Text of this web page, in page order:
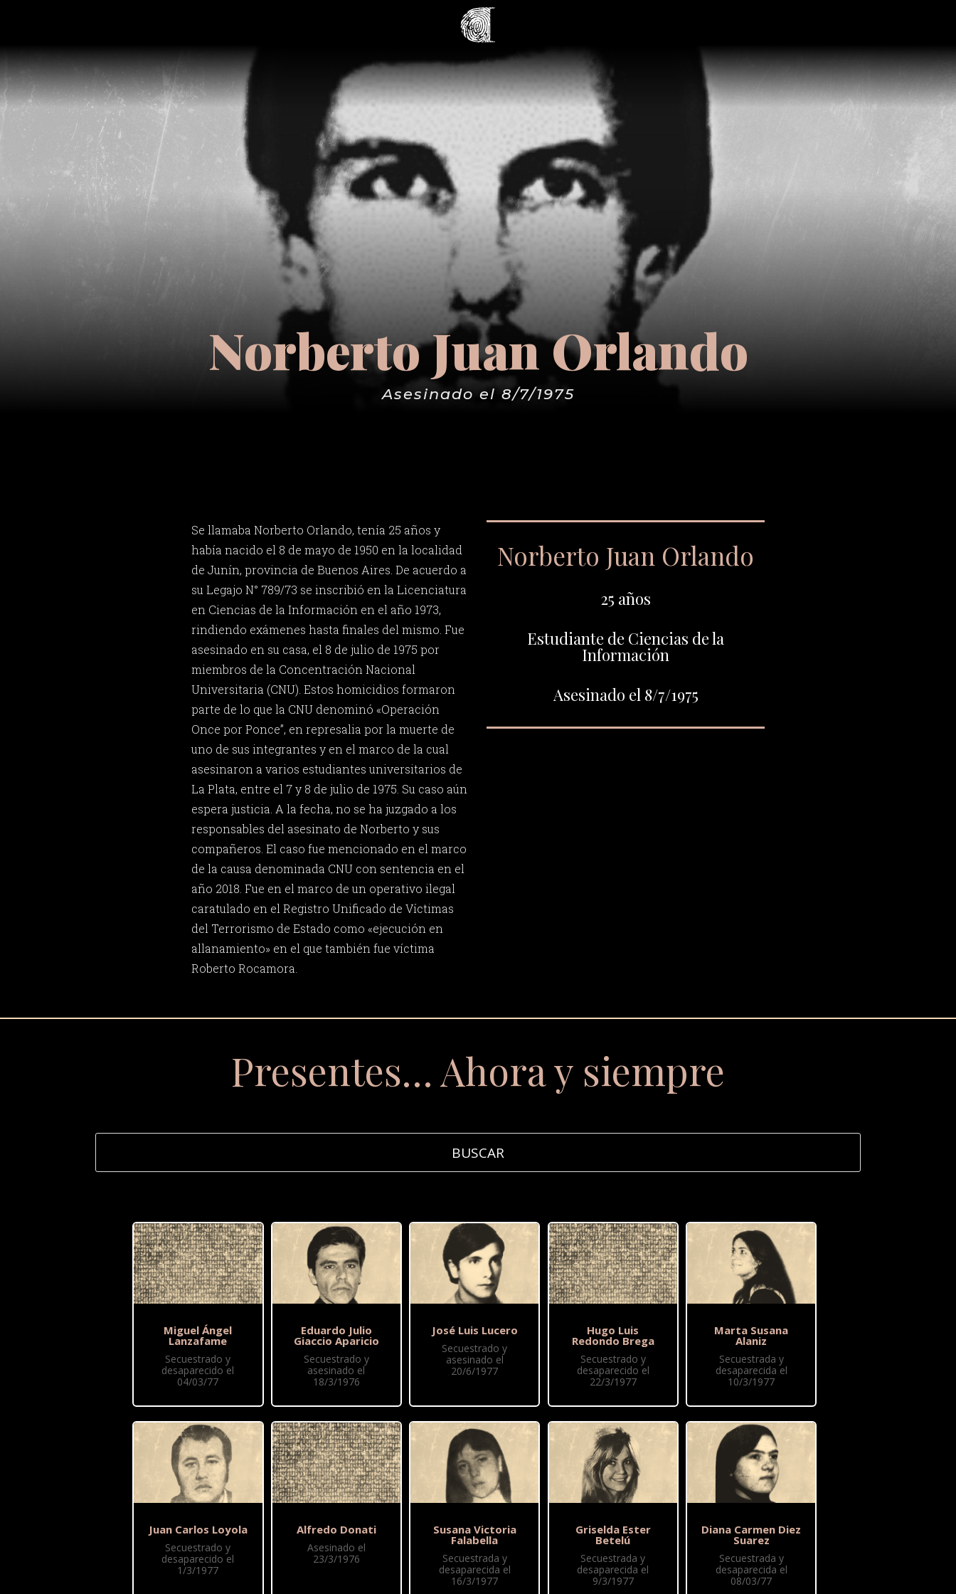
Norberto Juan Orlando
Asesinado el 8/7/1975
Se llamaba Norberto Orlando, tenía 25 años y
había nacido el 8 de mayo de 1950 en la localidad
de Junín, provincia de Buenos Aires. De acuerdo a
su Legajo N° 789/73 se inscribió en la Licenciatura
en Ciencias de la Información en el año 1973,
rindiendo exámenes hasta finales del mismo. Fue
asesinado en su casa, el 8 de julio de 1975 por
miembros de la Concentración Nacional
Universitaria (CNU). Estos homicidios formaron
parte de lo que la CNU denominó «Operación
Once por Ponce”, en represalia por la muerte de
uno de sus integrantes y en el marco de la cual
asesinaron a varios estudiantes universitarios de
La Plata, entre el 7 y 8 de julio de 1975. Su caso aún
espera justicia. A la fecha, no se ha juzgado a los
responsables del asesinato de Norberto y sus
compañeros. El caso fue mencionado en el marco
de la causa denominada CNU con sentencia en el
año 2018. Fue en el marco de un operativo ilegal
caratulado en el Registro Unificado de Víctimas
del Terrorismo de Estado como «ejecución en
allanamiento» en el que también fue víctima
Roberto Rocamora.
Norberto Juan Orlando
25 años
Estudiante de Ciencias de la
Información
Asesinado el 8/7/1975
Presentes… Ahora y siempre
Miguel Ángel
Lanzafame
Secuestrado y
desaparecido el
04/03/77
Juan Carlos Loyola
Secuestrado y
desaparecido el
1/3/1977
Eduardo Julio
Giaccio Aparicio
Secuestrado y
asesinado el
18/3/1976
Alfredo Donati
Asesinado el
23/3/1976
José Luis Lucero
Secuestrado y
asesinado el
20/6/1977
Susana Victoria
Falabella
Secuestrada y
desaparecida el
16/3/1977
Hugo Luis
Redondo Brega
Secuestrado y
desaparecido el
22/3/1977
Griselda Ester
Betelú
Secuestrada y
desaparecida el
9/3/1977
Marta Susana
Alaniz
Secuestrada y
desaparecida el
10/3/1977
Diana Carmen Diez
Suarez
Secuestrada y
desaparecida el
08/03/77